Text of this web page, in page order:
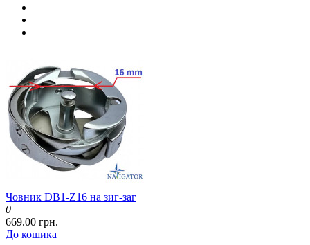
Човник DB1-Z16 на зиг-заг
0
669.00 грн.
До кошика